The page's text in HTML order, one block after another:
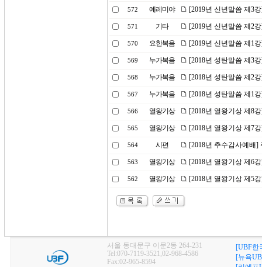
572 예레미야 [2019년 신년말씀 제3
571 기타 [2019년 신년말씀 제2
570 요한복음 [2019년 신년말씀 제1
569 누가복음 [2018년 성탄말씀 제3
568 누가복음 [2018년 성탄말씀 제2
567 누가복음 [2018년 성탄말씀 제1
566 열왕기상 [2018년 열왕기상 제8
565 열왕기상 [2018년 열왕기상 제7
564 시편 [2018년 추수감사예배]
563 열왕기상 [2018년 열왕기상 제6
562 열왕기상 [2018년 열왕기상 제5
서울 동대문구 이문2동 264-231
Tel:070-7119-3521,02-968-4586
Fax:02-965-8594
[UBF한
[뉴욕